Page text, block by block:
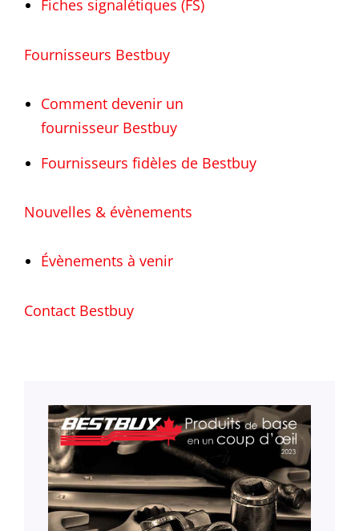
Fiches signalétiques (FS)
Fournisseurs Bestbuy
Comment devenir un
fournisseur Bestbuy
Fournisseurs fidèles de Bestbuy
Nouvelles & évènements
Évènements à venir
Contact Bestbuy